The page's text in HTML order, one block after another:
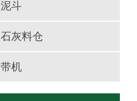
泥斗
石灰料仓
带机